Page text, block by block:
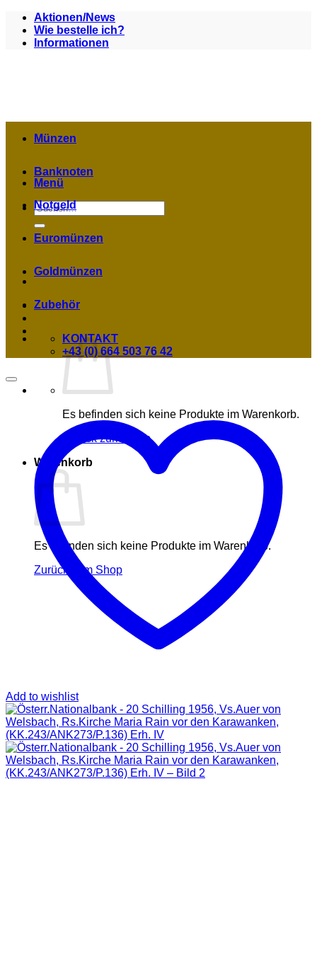
Zum
Inhalt
springen
Aktionen/News
Wie bestelle ich?
Informationen
Menü
Suchen
nach:
Es befinden sich keine Produkte im Warenkorb.
Zurück zum Shop
Warenkorb
Es befinden sich keine Produkte im Warenkorb.
Zurück zum Shop
Münzen
Banknoten
Notgeld
Euromünzen
Goldmünzen
Zubehör
KONTAKT
+43 (0) 664 503 76 42
Add to wishlist